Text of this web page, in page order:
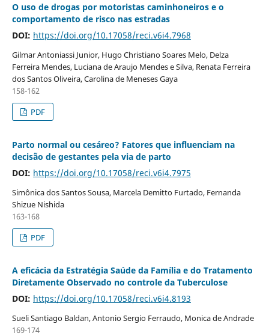
O uso de drogas por motoristas caminhoneiros e o
comportamento de risco nas estradas
DOI: https://doi.org/10.17058/reci.v6i4.7968
Gilmar Antoniassi Junior, Hugo Christiano Soares Melo, Delza
Ferreira Mendes, Luciana de Araujo Mendes e Silva, Renata Ferreira
dos Santos Oliveira, Carolina de Meneses Gaya
158-162
PDF
Parto normal ou cesáreo? Fatores que influenciam na
decisão de gestantes pela via de parto
DOI: https://doi.org/10.17058/reci.v6i4.7975
Simônica dos Santos Sousa, Marcela Demitto Furtado, Fernanda
Shizue Nishida
163-168
PDF
A eficácia da Estratégia Saúde da Família e do Tratamento
Diretamente Observado no controle da Tuberculose
DOI: https://doi.org/10.17058/reci.v6i4.8193
Sueli Santiago Baldan, Antonio Sergio Ferraudo, Monica de Andrade
169-174